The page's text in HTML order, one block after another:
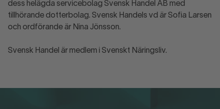
dess helägda servicebolag Svensk Handel AB med
tillhörande dotterbolag. Svensk Handels vd är Sofia Larsen
och ordförande är Nina Jönsson.
Svensk Handel är medlem i Svenskt Näringsliv.